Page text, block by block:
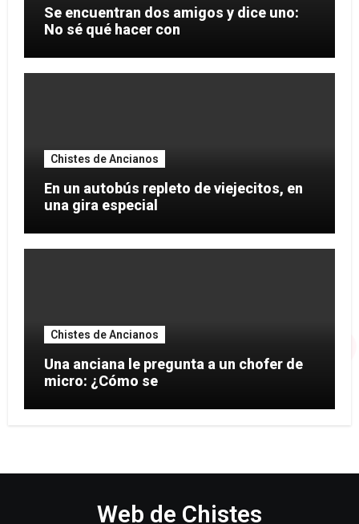
Se encuentran dos amigos y dice uno:
No sé qué hacer con
Chistes de Ancianos
En un autobús repleto de viejecitos, en
una gira especial
Chistes de Ancianos
Una anciana le pregunta a un chofer de
micro: ¿Cómo se
Web de Chistes